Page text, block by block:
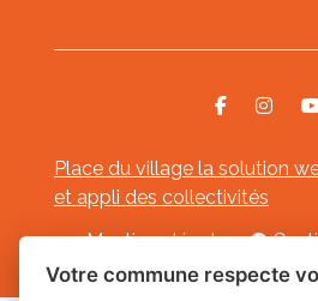
Place du village la solution
et appli des collectivités
Mentions légales-
Votre commune respecte